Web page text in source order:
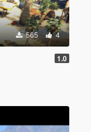
565 4
1.0